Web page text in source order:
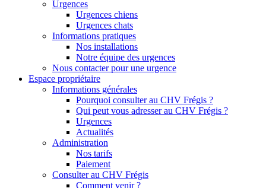
Urgences
Urgences chiens
Urgences chats
Informations pratiques
Nos installations
Notre équipe des urgences
Nous contacter pour une urgence
Espace propriétaire
Informations générales
Pourquoi consulter au CHV Frégis ?
Qui peut vous adresser au CHV Frégis ?
Urgences
Actualités
Administration
Nos tarifs
Paiement
Consulter au CHV Frégis
Comment venir ?